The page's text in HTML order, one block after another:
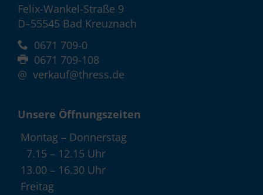
Felix-Wankel-Straße 9
D–55545 Bad Kreuznach
0671 709-0
0671 709-108
@ verkauf@thress.de
Unsere Öffnungszeiten
Montag – Donnerstag
7.15 – 12.15 Uhr
13.00 – 16.30 Uhr
Freitag